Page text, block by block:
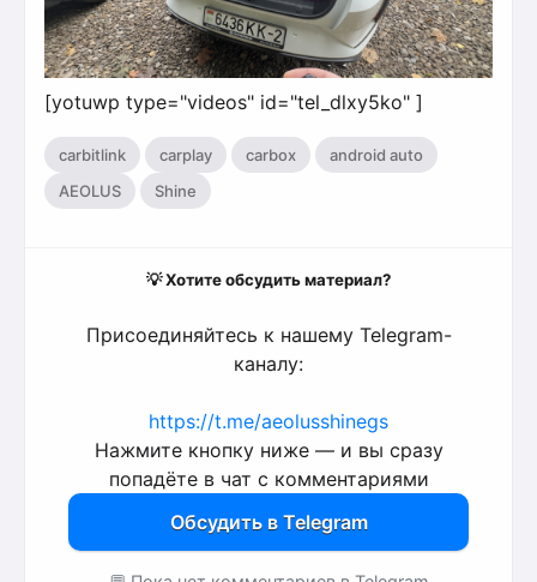
[yotuwp type="videos" id="tel_dlxy5ko" ]
carbitlink carplay carbox android auto
AEOLUS Shine
💡 Хотите обсудить материал?
Присоединяйтесь к нашему Telegram-
каналу:
https://t.me/aeolusshinegs
Нажмите кнопку ниже — и вы сразу
попадёте в чат с комментариями
Обсудить в Telegram